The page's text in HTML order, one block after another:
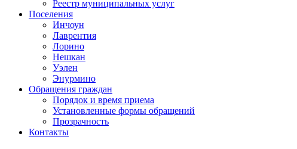
Реестр муниципальных услуг
Поселения
Инчоун
Лаврентия
Лорино
Нешкан
Уэлен
Энурмино
Обращения граждан
Порядок и время приема
Установленные формы обращений
Прозрачность
Контакты